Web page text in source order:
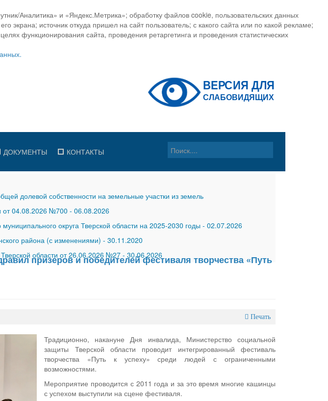
Аналитика» и «Яндекс.Метрика»; обработку файлов cookie, пользовательских данных
источник откуда пришел на сайт пользователь; с какого сайта или по какой рекламе;
функционирования сайта, проведения ретаргетинга и проведения статистических
ДОКУМЕНТЫ КОНТАКТЫ
долевой собственности на земельные участки из земель
от 04.08.2026 №700 - 06.08.2026
округа Тверской области на 2025-2030 годы - 02.07.2026
района (с изменениями) - 30.11.2020
области от 26.06.2026 №27 - 30.06.2026
призеров и победителей фестиваля творчества «Путь
Печать
Традиционно, накануне Дня инвалида, Министерство социальной
защиты Тверской области проводит интегрированный фестиваль
творчества «Путь к успеху» среди людей с ограниченными
возможностями.
Мероприятие проводится с 2011 года и за это время многие кашинцы
с успехом выступили на сцене фестиваля.